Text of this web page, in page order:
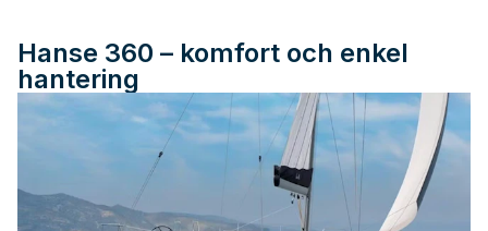
Hanse 360 – komfort och enkel
hantering